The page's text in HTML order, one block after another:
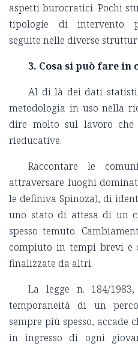
aspetti burocratici. Pochi
tipologie di intervento
seguite nelle diverse
3. Cosa si può fare in
Al di là dei dati
metodologia in uso nella
dire molto sul lavoro
rieducative.
Raccontare le
attraversare luoghi
le definiva Spinoza), di
uno stato di attesa di un
spesso temuto.
compiuto in tempi brevi e
finalizzate da altri.
La legge n. 184/
temporaneità di un
sempre più spesso,
in ingresso di ogni